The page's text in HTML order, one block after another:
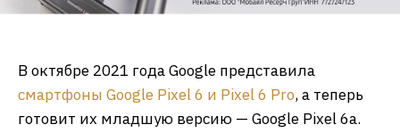
В октябре 2021 года Google представила
смартфоны Google Pixel 6 и Pixel 6 Pro, а теперь
готовит их младшую версию — Google Pixel 6a.